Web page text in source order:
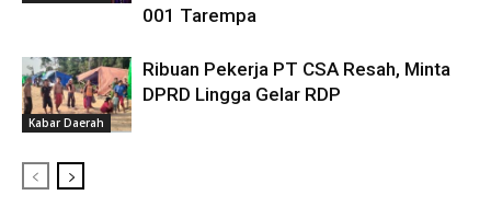
001 Tarempa
Kabar Daerah
Ribuan Pekerja PT CSA Resah, Minta
DPRD Lingga Gelar RDP